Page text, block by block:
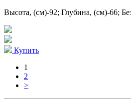
Высота, (см)-92; Глубина, (см)-66;
Купить
1
2
>